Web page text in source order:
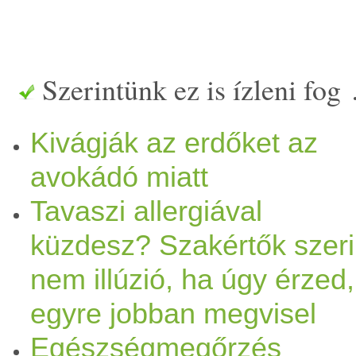
szeles napokat, nyirkos,
nappalok is egyre
emberi szervezetre is
visszavonulás ideje a
Ahidegmiatt egyre
eljön a beltéri
Te is visszahúzódóbb vagy
Szerintünk ez is ízleni
Kivágják az erdőket az
avokádó miatt
Tavaszi allergiával
küzdesz? Szakértők
nem illúzió, ha úgy érzed,
egyre jobban megvisel
Egészségmegőrzés